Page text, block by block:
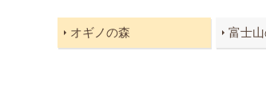
オギノの森 富士